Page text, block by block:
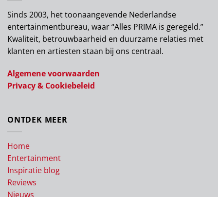
Sinds 2003, het toonaangevende Nederlandse
entertainmentbureau, waar “Alles PRIMA is geregeld.”
Kwaliteit, betrouwbaarheid en duurzame relaties met
klanten en artiesten staan bij ons centraal.
Algemene voorwaarden
Privacy & Cookiebeleid
ONTDEK MEER
Home
Entertainment
Inspiratie blog
Reviews
Nieuws